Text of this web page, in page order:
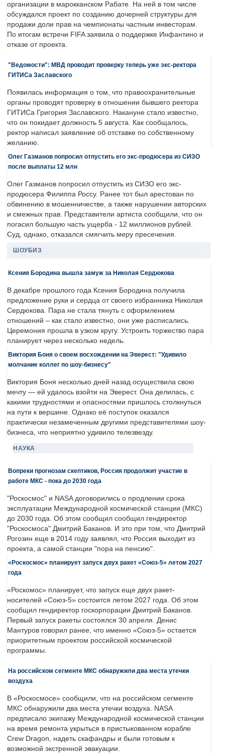
организации в марокканском Рабате. На ней в том числе
обсуждался проект по созданию дочерней структуры для
продажи доли прав на чемпионаты частным инвесторам.
По итогам встречи FIFA заявила о поддержке Инфантино и
отказе от проекта.
"Ведомости": МВД проводит проверку теперь уже экс-ректора
ГИТИСа Заславского
Появилась информация о том, что правоохранительные
органы проводят проверку в отношении бывшего ректора
ГИТИСа Григория Заславского. Накануне стало известно,
что он покидает должность 5 августа. Как сообщалось,
ректор написал заявление об отставке по собственному
желанию.
Олег Газманов попросил отпустить его экс-продюсера из СИЗО
после выплаты 12 млн
Олег Газманов попросил отпустить из СИЗО его экс-
продюсера Филиппа Россу. Ранее тот был арестован по
обвинению в мошенничестве, а также нарушении авторских
и смежных прав. Представители артиста сообщили, что он
погасил большую часть ущерба - 12 миллионов рублей.
Суд, однако, отказался смягчить меру пресечения.
ШОУБИЗ
Ксения Бородина вышла замуж за Николая Сердюкова
В декабре прошлого года Ксения Бородина получила
предложение руки и сердца от своего избранника Николая
Сердюкова. Пара не стала тянуть с оформлением
отношений – как стало известно, они уже расписались.
Церемония прошла в узком кругу. Устроить торжество пара
планирует через несколько недель.
Виктория Боня о своем восхождении на Эверест: "Удивило
молчание коллег по шоу-бизнесу"
Виктория Боня несколько дней назад осуществила свою
мечту — ей удалось взойти на Эверест. Она делилась, с
какими трудностями и опасностями пришлось столкнуться
на пути к вершине. Однако её поступок оказался
практически незамеченным другими представителями шоу-
бизнеса, что неприятно удивило телезвезду.
НАУКА
Вопреки прогнозам скептиков, Россия продолжит участие в
работе МКС - пока до 2030 года
"Роскосмос" и NASA договорились о продлении срока
эксплуатации Международной космической станции (МКС)
до 2030 года. Об этом сообщил сообщил гендиректор
"Роскосмоса" Дмитрий Баканов. И это при том, что Дмитрий
Рогозин еще в 2014 году заявлял, что Россия выходит из
проекта, а самой станции "пора на пенсию".
«Роскосмос» планирует запуск двух ракет «Союз-5» летом 2027
года
«Роскомос» планирует, что запуск еще двух ракет-
носителей «Союз-5» состоится летом 2027 года. Об этом
сообщил гендиректор госкорпорации Дмитрий Баканов.
Первый запуск ракеты состоялся 30 апреля. Денис
Мантуров говорил ранее, что именно «Союз-5» остается
приоритетным проектом российской космической
программы.
На российском сегменте МКС обнаружили два места утечки
воздуха
В «Роскосмосе» сообщили, что на российском сегменте
МКС обнаружили два места утечки воздуха. NASA
предписало экипажу Международной космической станции
на время ремонта укрыться в пристыкованном корабле
Crew Dragon, надеть скафандры и были готовым к
возможной экстренной эвакуации.